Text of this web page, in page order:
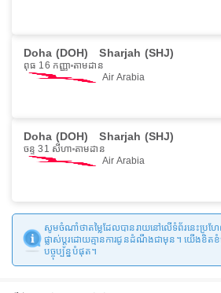
Doha (DOH) Sharjah (SHJ)
ពុធ 16 កញ្ញា តាមដាន
Air Arabia
Doha (DOH) Sharjah (SHJ)
ចន្ទ 31 សីហា តាមដាន
Air Arabia
សូមចំណាំថាតម្លៃដែលបានរាយនៅលើទំព័រនេះប្
ផ្លាស់ប្តូរដោយគ្មានការជូនដំណឹងជាមុន។ យើងខិត
បច្ចុប្បន្នបំផុត។